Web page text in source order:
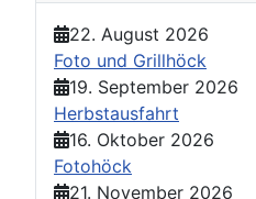
22. August 2026
Foto und Grillhöck
19. September 2026
Herbstausfahrt
16. Oktober 2026
Fotohöck
21. November 2026